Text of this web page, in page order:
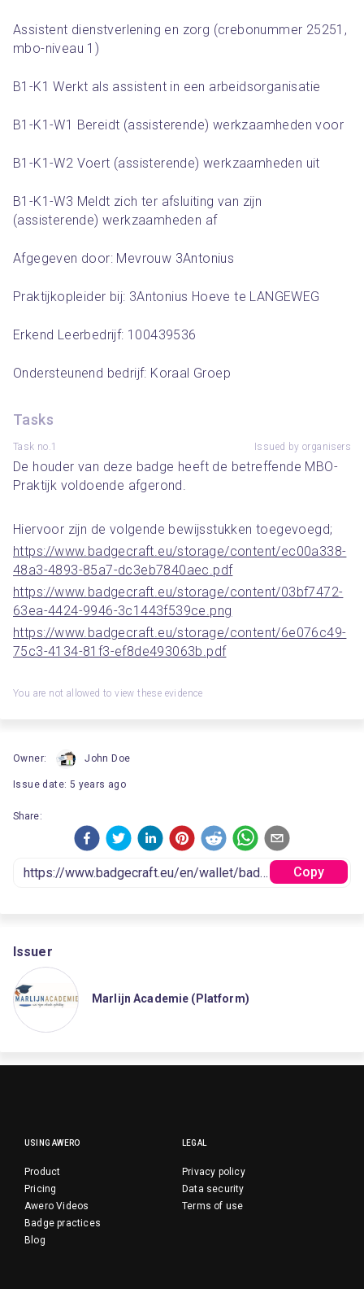
Assistent dienstverlening en zorg (crebonummer 25251,
mbo-niveau 1)
B1-K1 Werkt als assistent in een arbeidsorganisatie
B1-K1-W1 Bereidt (assisterende) werkzaamheden voor
B1-K1-W2 Voert (assisterende) werkzaamheden uit
B1-K1-W3 Meldt zich ter afsluiting van zijn
(assisterende) werkzaamheden af
Afgegeven door: Mevrouw 3Antonius
Praktijkopleider bij: 3Antonius Hoeve te LANGEWEG
Erkend Leerbedrijf: 100439536
Ondersteunend bedrijf: Koraal Groep
Tasks
Task no.1 Issued by organisers
De houder van deze badge heeft de betreffende MBO-
Praktijk voldoende afgerond.
Hiervoor zijn de volgende bewijsstukken toegevoegd;
https://www.badgecraft.eu/storage/content/ec00a338-
48a3-4893-85a7-dc3eb7840aec.pdf
https://www.badgecraft.eu/storage/content/03bf7472-
63ea-4424-9946-3c1443f539ce.png
https://www.badgecraft.eu/storage/content/6e076c49-
75c3-4134-81f3-ef8de493063b.pdf
You are not allowed to view these evidence
Owner: John Doe
Issue date: 5 years ago
Share:
Copy
Issuer
Marlijn Academie (Platform)
USING AWERO
Product
Pricing
Awero Videos
Badge practices
Blog
LEGAL
Privacy policy
Data security
Terms of use